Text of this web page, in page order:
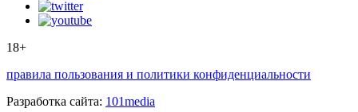
18+
правила пользования и политики конфиденциальности
Разработка сайта: 101media